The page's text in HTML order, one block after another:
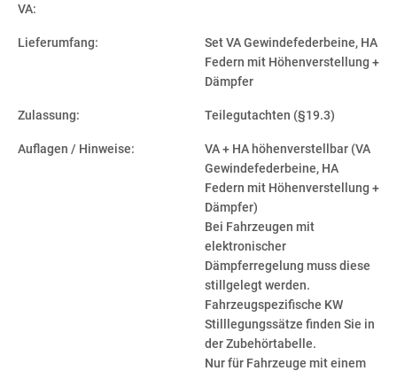
VA:
Lieferumfang:
Set VA Gewindefederbeine, HA
Federn mit Höhenverstellung +
Dämpfer
Zulassung: Teilegutachten (§19.3)
Auflagen / Hinweise:
VA + HA höhenverstellbar (VA
Gewindefederbeine, HA
Federn mit Höhenverstellung +
Dämpfer)
Bei Fahrzeugen mit
elektronischer
Dämpferregelung muss diese
stillgelegt werden.
Fahrzeugspezifische KW
Stilllegungssätze finden Sie in
der Zubehörtabelle.
Nur für Fahrzeuge mit einem